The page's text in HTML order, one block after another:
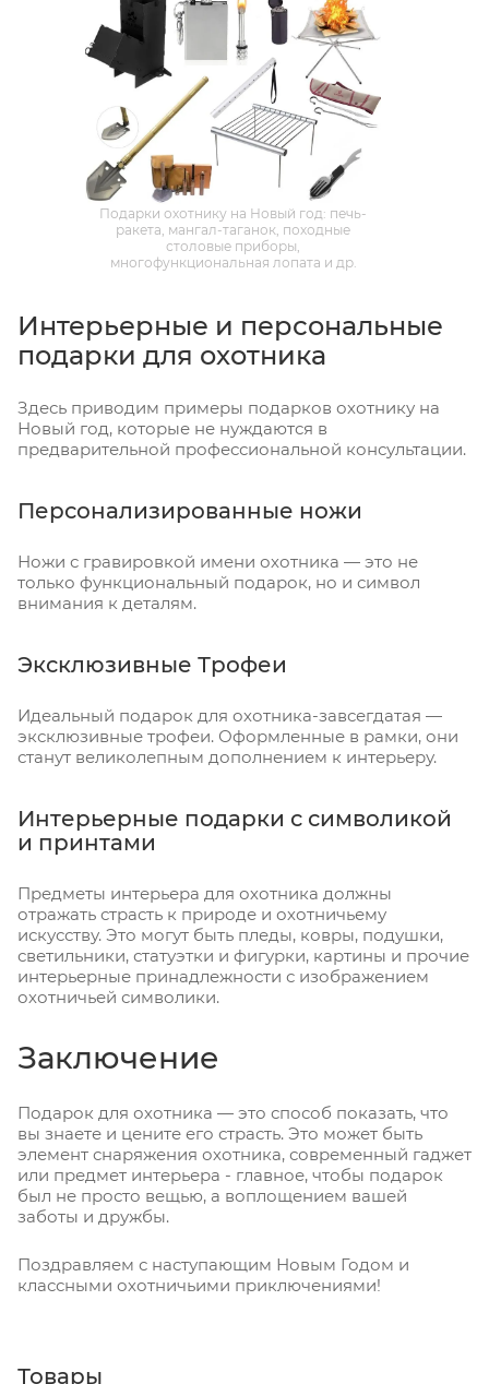
Подарки охотнику на Новый год: печь-
ракета, мангал-таганок, походные
столовые приборы,
многофункциональная лопата и др.
Интерьерные и персональные
подарки для охотника
Здесь приводим примеры подарков охотнику на
Новый год, которые не нуждаются в
предварительной профессиональной консультации.
Персонализированные ножи
Ножи с гравировкой имени охотника — это не
только функциональный подарок, но и символ
внимания к деталям.
Эксклюзивные Трофеи
Идеальный подарок для охотника-завсегдатая —
эксклюзивные трофеи. Оформленные в рамки, они
станут великолепным дополнением к интерьеру.
Интерьерные подарки с символикой
и принтами
Предметы интерьера для охотника должны
отражать страсть к природе и охотничьему
искусству. Это могут быть пледы, ковры, подушки,
светильники, статуэтки и фигурки, картины и прочие
интерьерные принадлежности с изображением
охотничьей символики.
Заключение
Подарок для охотника — это способ показать, что
вы знаете и цените его страсть. Это может быть
элемент снаряжения охотника, современный гаджет
или предмет интерьера - главное, чтобы подарок
был не просто вещью, а воплощением вашей
заботы и дружбы.
Поздравляем с наступающим Новым Годом и
классными охотничьими приключениями!
Товары